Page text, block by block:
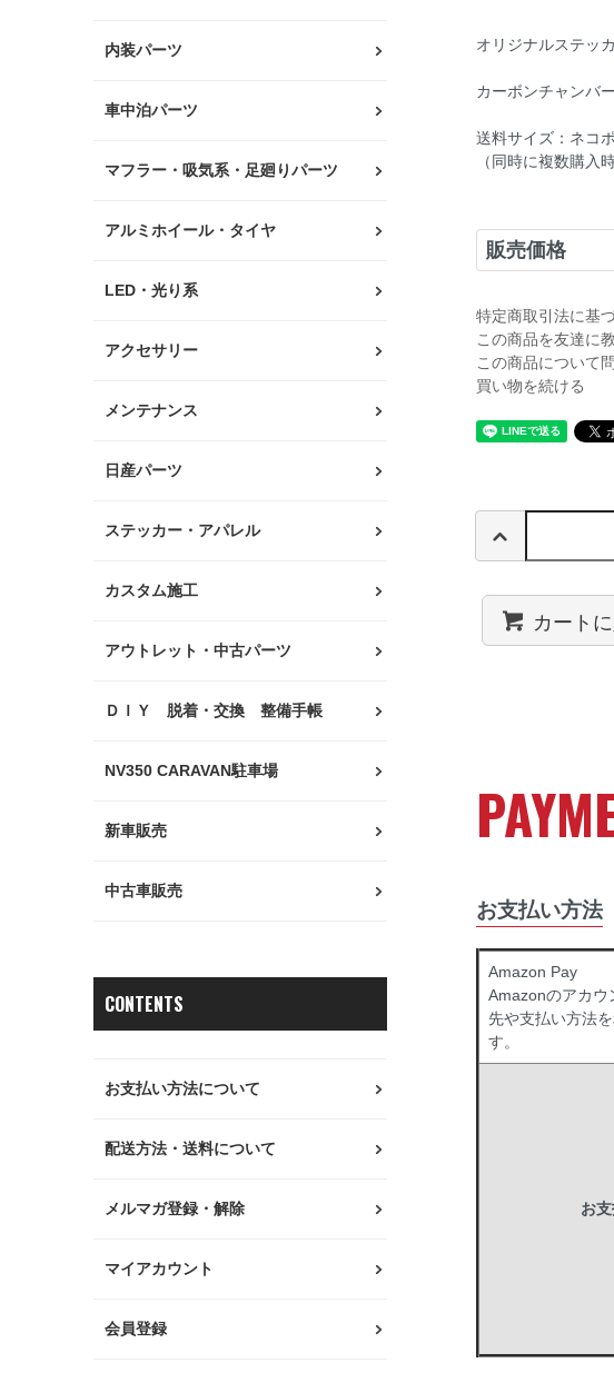
オリジナルステッ
カーボンチャンバ
送料サイズ：ネコ
（同時に複数購入
販売価格
特定商取引法に基
この商品を友達に
この商品について
買い物を続ける
カート
お支払い方法
Amazon Pay
Amazonのアカウ
先や支払い方法
す。
お
内装パーツ
車中泊パーツ
マフラー・吸気系・足廻りパーツ
アルミホイール・タイヤ
LED・光り系
アクセサリー
メンテナンス
日産パーツ
ステッカー・アパレル
カスタム施工
アウトレット・中古パーツ
ＤＩＹ 脱着・交換 整備手帳
NV350 CARAVAN駐車場
新車販売
中古車販売
CONTENTS
お支払い方法について
配送方法・送料について
メルマガ登録・解除
マイアカウント
会員登録